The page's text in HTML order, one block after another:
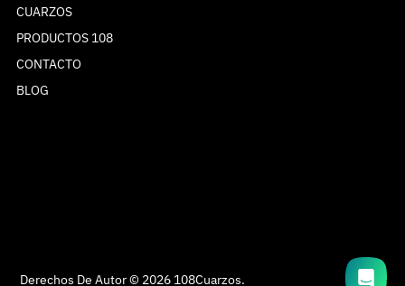
CUARZOS
PRODUCTOS 108
CONTACTO
BLOG
Derechos De Autor © 2026 108Cuarzos.